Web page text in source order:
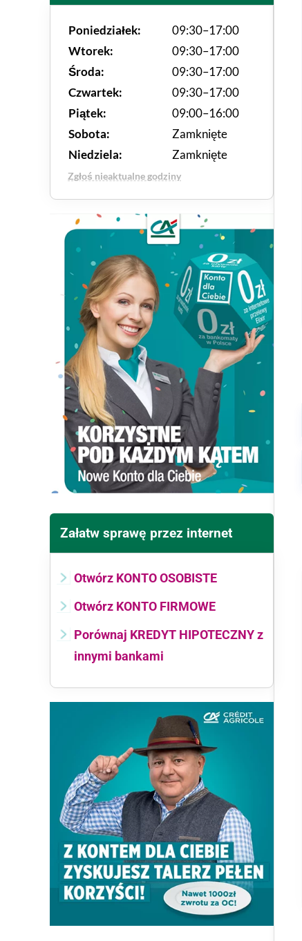
Poniedziałek:
09:30–17:00
Wtorek:
09:30–17:00
Środa:
09:30–17:00
Czwartek:
09:30–17:00
Piątek:
09:00–16:00
Sobota:
Zamknięte
Niedziela:
Zamknięte
Zgłoś nieaktualne godziny
Załatw sprawę przez internet
Otwórz KONTO OSOBISTE
Otwórz KONTO FIRMOWE
Porównaj KREDYT HIPOTECZNY z
innymi bankami